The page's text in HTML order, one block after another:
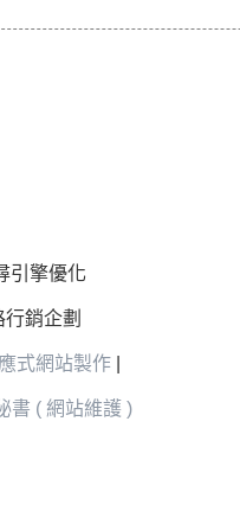
引擎優化
銷企劃
式網站製作
書 ( 網站維護 )